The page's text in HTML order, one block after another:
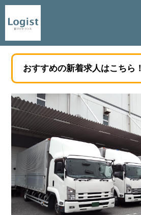
おすすめの新着求人はこちら！